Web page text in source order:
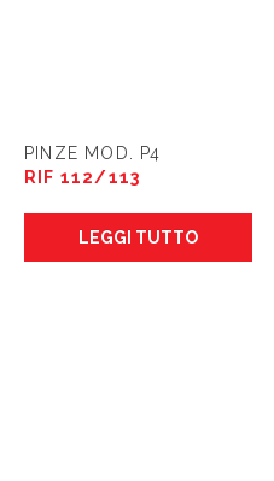
PINZE MOD. P4
RIF 112/113
LEGGI TUTTO